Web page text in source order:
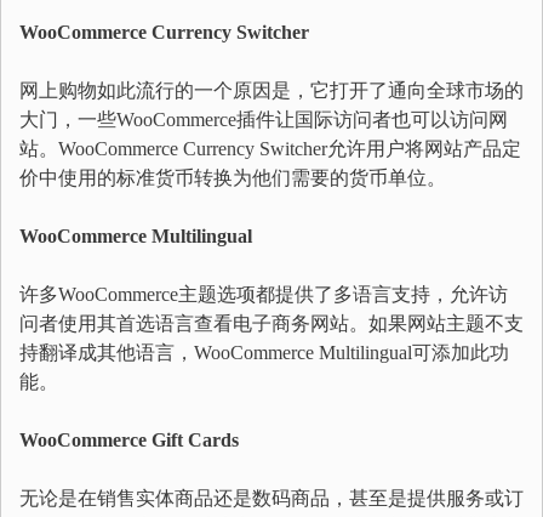
WooCommerce Currency Switcher
网上购物如此流行的一个原因是，它打开了通向全球市场的
大门，一些WooCommerce插件让国际访问者也可以访问网
站。WooCommerce Currency Switcher允许用户将网站产品定
价中使用的标准货币转换为他们需要的货币单位。
WooCommerce Multilingual
许多WooCommerce主题选项都提供了多语言支持，允许访
问者使用其首选语言查看电子商务网站。如果网站主题不支
持翻译成其他语言，WooCommerce Multilingual可添加此功
能。
WooCommerce Gift Cards
无论是在销售实体商品还是数码商品，甚至是提供服务或订